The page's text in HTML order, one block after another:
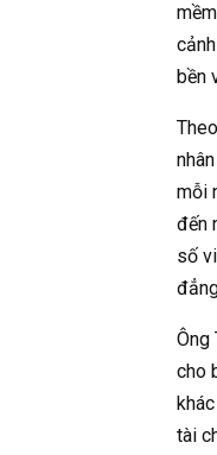
bền
mỗi
đến
số
Ông
cho
tài